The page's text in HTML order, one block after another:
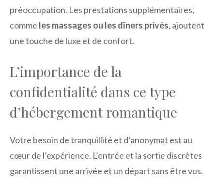
préoccupation. Les prestations supplémentaires,
comme les massages ou les dîners privés, ajoutent
une touche de luxe et de confort.
L’importance de la
confidentialité dans ce type
d’hébergement romantique
Votre besoin de tranquillité et d’anonymat est au
cœur de l’expérience. L’entrée et la sortie discrètes
garantissent une arrivée et un départ sans être vus.